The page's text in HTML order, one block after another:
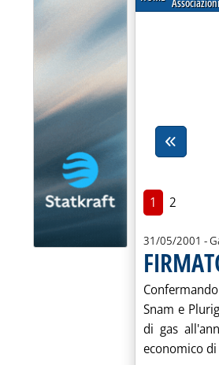
1 2
31/05/2001 -
Snam e
di gas
economico